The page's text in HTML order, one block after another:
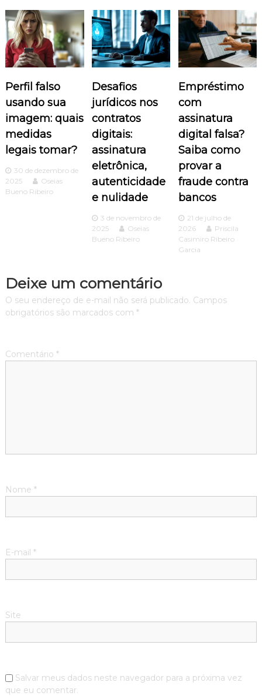
a
ç
ã
o
d
e
P
Perfil falso
usando sua
imagem: quais
medidas
legais tomar?
30 de dezembro de
2025
Oseias
Bueno Ribeiro
Desafios
jurídicos nos
contratos
digitais:
assinatura
eletrônica,
autenticidade
e nulidade
3 de novembro de
2025
Oseias
Bueno Ribeiro
Empréstimo
com
assinatura
digital falsa?
Saiba como
provar a
fraude contra
bancos
21 de julho de
2026
Priscila
Casimiro Ribeiro
Garcia
Deixe um comentário
O seu endereço de e-mail não será publicado. Campos
obrigatórios são marcados com *
Comentário *
Nome *
E-mail *
Site
Salvar meus dados neste navegador para a próxima vez
que eu comentar.